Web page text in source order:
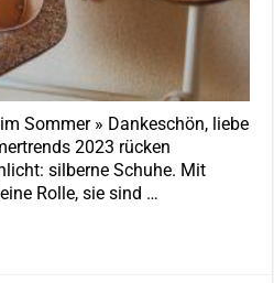
Sommer » Dankeschön, liebe
2023 rücken
silberne Schuhe. Mit
Rolle, sie sind …